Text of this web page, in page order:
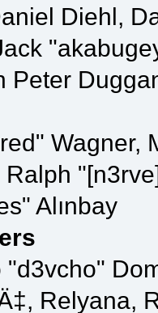
Diehl,
Peter
Wagner,
Ralph
Alınbay
"d3vcho"
Relyana,